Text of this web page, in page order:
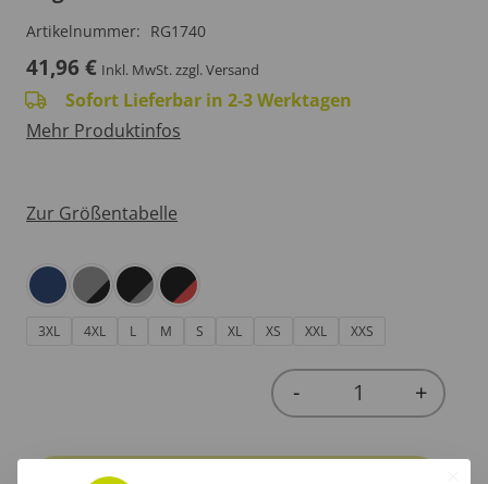
Artikelnummer: RG1740
41,96 € Inkl. MwSt.zzgl. Versand
Sofort Lieferbar in 2-3 Werktagen
Mehr Produktinfos
Zur Größentabelle
3XL 4XL L M S XL XS XXL XXS
Quantity
- +